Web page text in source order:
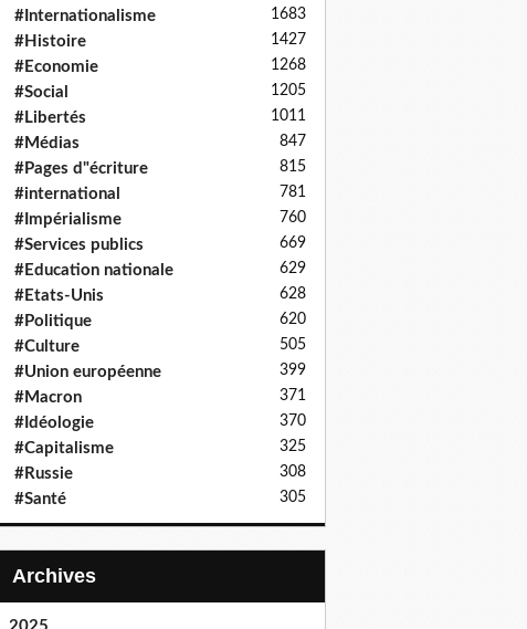
#Internationalisme 1683
#Histoire 1427
#Economie 1268
#Social 1205
#Libertés 1011
#Médias 847
#Pages d"écriture 815
#international 781
#Impérialisme 760
#Services publics 669
#Education nationale 629
#Etats-Unis 628
#Politique 620
#Culture 505
#Union européenne 399
#Macron 371
#Idéologie 370
#Capitalisme 325
#Russie 308
#Santé 305
Archives